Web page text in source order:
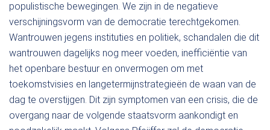
populistische bewegingen. We zijn in de negatieve
verschijningsvorm van de democratie terechtgekomen.
Wantrouwen jegens instituties en politiek, schandalen die dit
wantrouwen dagelijks nog meer voeden, inefficiëntie van
het openbare bestuur en onvermogen om met
toekomstvisies en langetermijnstrategieën de waan van de
dag te overstijgen. Dit zijn symptomen van een crisis, die de
overgang naar de volgende staatsvorm aankondigt en